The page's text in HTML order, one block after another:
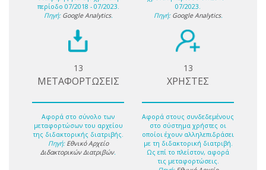
περίοδο 07/2018 - 07/2023.
Πηγή: Google Analytics.
07/2023.
Πηγή: Google Analytics.
13
ΜΕΤΑΦΟΡΤΩΣΕΙΣ
Αφορά στο σύνολο των
μεταφορτώσων του αρχείου
της διδακτορικής διατριβής.
Πηγή: Εθνικό Αρχείο
Διδακτορικών Διατριβών.
13
ΧΡΗΣΤΕΣ
Αφορά στους συνδεδεμένους
στο σύστημα χρήστες οι
οποίοι έχουν αλληλεπιδράσει
με τη διδακτορική διατριβή.
Ως επί το πλείστον, αφορά
τις μεταφορτώσεις.